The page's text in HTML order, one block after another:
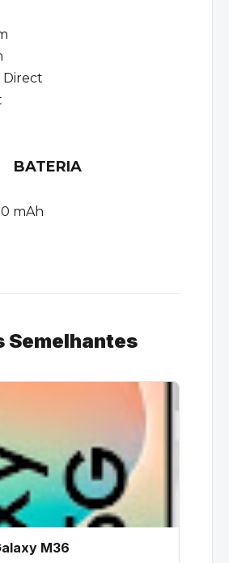
Direct
BATERIA
mAh
Semelhantes
M36